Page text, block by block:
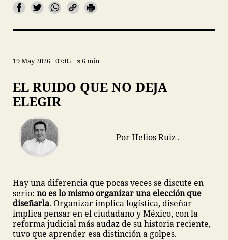
19 May 2026 07:05 6 min
EL RUIDO QUE NO DEJA
ELEGIR
Por Helios Ruiz .
Hay una diferencia que pocas veces se discute en
serio: no es lo mismo organizar una elección que
diseñarla. Organizar implica logística, diseñar
implica pensar en el ciudadano y México, con la
reforma judicial más audaz de su historia reciente,
tuvo que aprender esa distinción a golpes.